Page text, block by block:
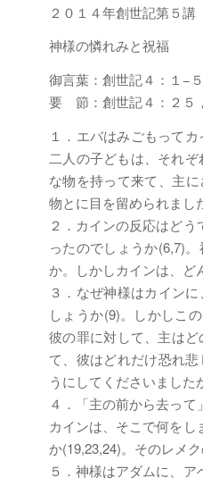
２０１４年創世記第５講
神様の憐れみと祝福
御言葉：創世記４：１−
要 節：創世記４：２５
１．エバはみごもって
二人の子どもは、それ
な物を持って来て、主
物とに目を留められまし
２．カインの反応はど
ったのでしょうか(6,7)
か。しかしカインは、ど
３．なぜ神様はカイン
しょうか(9)。しかしこ
彼の罪に対して、主は
て、彼はどれだけ恐れ
うにしてくださいました
４．「主の前から去っ
カインは、そこで何を
か(19,23,24)。そのレメ
５．神様はアダムに、